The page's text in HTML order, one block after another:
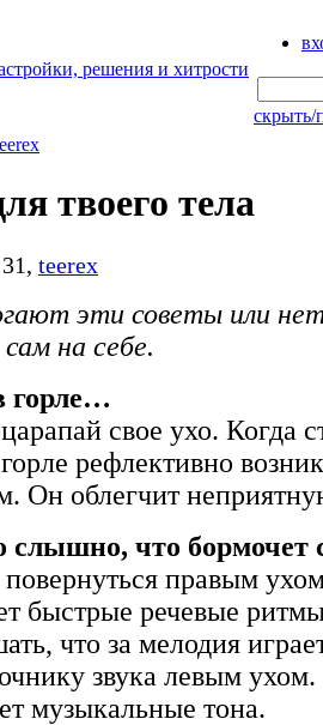
решения и хитрости
скрыть/
твоего тела
teerex
эти советы или
на себе.
горле…
свое ухо. Когда
рефлективно
Он облегчит
слышно, что бормочет
правым
быстрые речевые
что за мелодия
звука левым
музыкальные тона.